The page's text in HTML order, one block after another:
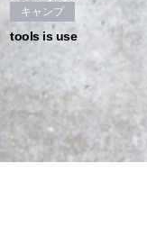
キャンプ
tools is use